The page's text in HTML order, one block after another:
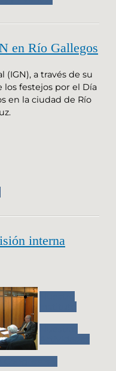
en Río Gallegos
(IGN), a través de su
festejos por el Día
en la ciudad de Río
interna